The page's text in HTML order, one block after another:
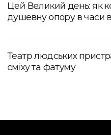
Цей Великий день: як
душевну опору в часи
Театр людських
сміху та фатуму